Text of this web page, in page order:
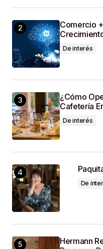
SUBMIT COMMENT
Comercio
De interés
¿Cómo
Cafetería
De interés
De
Hermann